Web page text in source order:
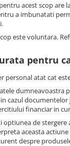
acest scop
a imbunatati
este voluntara.
pentru
personal atat cat
cazul
financiar in
optiunea de
aceasta
despre